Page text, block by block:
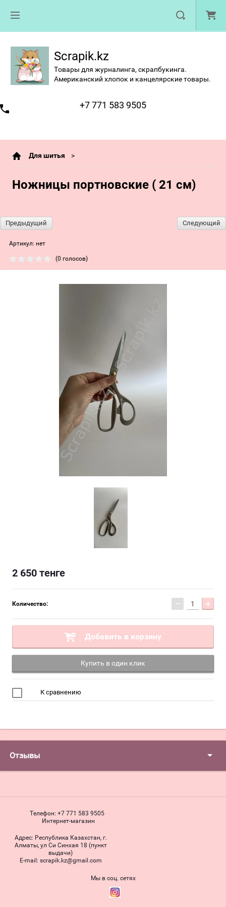
Scrapik.kz
Товары для журналинга, скрапбукинга.
Американский хлопок и канцелярские товары.
+7 771 583 9505
Для шитья
Ножницы портновские ( 21 см)
Предыдущий Следующий
Артикул: нет
(0 голосов)
2 650 тенге
Количество: − +
Добавить в корзину
Купить в один клик
К сравнению
Отзывы
Телефон: +7 771 583 9505
Интернет-магазин
Адрес: Республика Казахстан, г.
Алматы, ул Си Синхая 18 (пункт
выдачи)
Е-mail: scrapik.kz@gmail.com
Мы в соц. сетях